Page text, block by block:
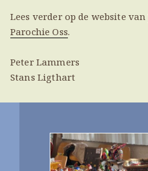
Lees verder op de website van
Parochie Oss.
Peter Lammers
Stans Ligthart